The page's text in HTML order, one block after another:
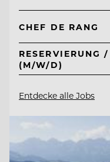
CHEF DE RANG
RESERVIERUNG
(M/W/D)
Entdecke alle Jobs